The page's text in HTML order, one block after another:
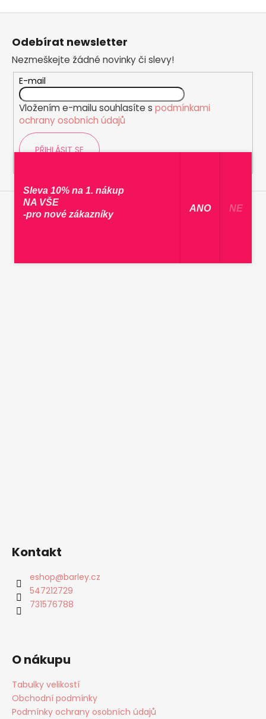
Z
Odebírat newsletter
Nezmeškejte žádné novinky či slevy!
E-mail
Vložením e-mailu souhlasíte s podmínkami
ochrany osobních údajů
PŘIHLÁSIT SE
Kontakt
eshop@barley.cz
547212729
731576788
O nákupu
Tabulky velikostí
Obchodní podmínky
Podmínky ochrany osobních údajů
Sleva 10% na 1. nákup
NA VŠE
-pro nové zákazníky
​ ANO ​ NE